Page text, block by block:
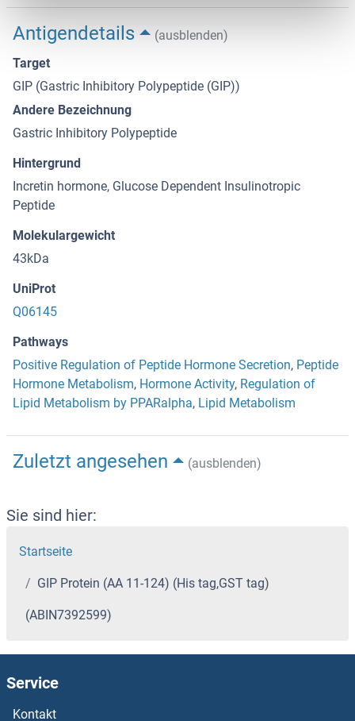
Antigendetails
(ausblenden)
Target
GIP (Gastric Inhibitory Polypeptide (GIP))
Andere Bezeichnung
Gastric Inhibitory Polypeptide
Hintergrund
Incretin hormone, Glucose Dependent Insulinotropic
Peptide
Molekulargewicht
43kDa
UniProt
Q06145
Pathways
Positive Regulation of Peptide Hormone Secretion, Peptide
Hormone Metabolism, Hormone Activity, Regulation of
Lipid Metabolism by PPARalpha, Lipid Metabolism
Zuletzt angesehen (ausblenden)
Sie sind hier:
Startseite
GIP Protein (AA 11-124) (His tag,GST tag)
(ABIN7392599)
Service
Kontakt